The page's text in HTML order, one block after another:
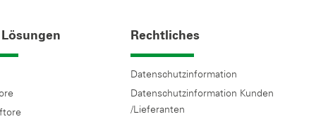
Rechtliches
Datenschutzinformation
Datenschutzinformation Kunden
/Lieferanten